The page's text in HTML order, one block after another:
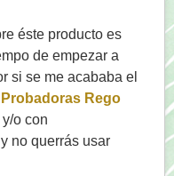
éste producto es
de empezar a
si se me acababa el
Rego
o con
no querrás usar